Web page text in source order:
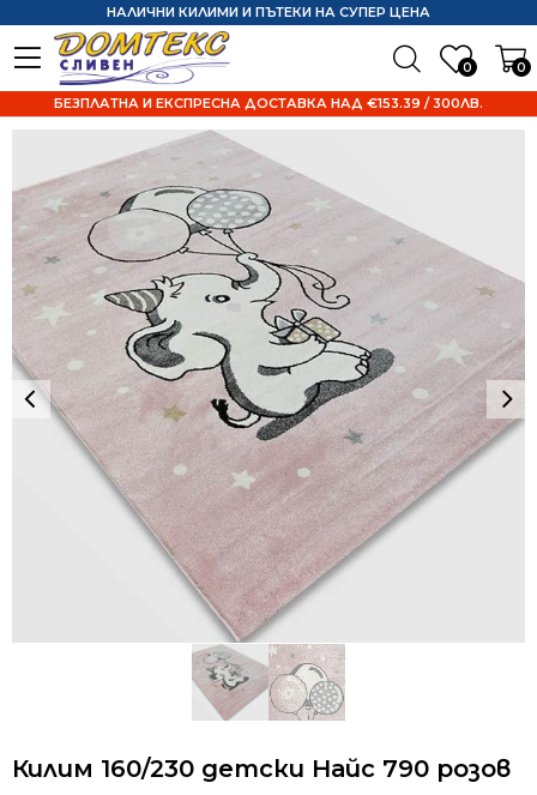
0 0
НАЛИЧНИ КИЛИМИ И ПЪТЕКИ НА СУПЕР ЦЕНА
БЕЗПЛАТНА И ЕКСПРЕСНА ДОСТАВКА НАД €153.39 / 300ЛВ.
Килим 160/230 детски Найс 790 розов